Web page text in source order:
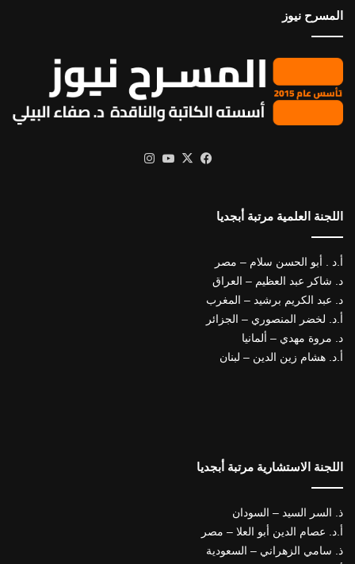
المسرح نيوز
فيسبوك
X يوتيوب
اللجنة العلمية مرتبة أبجديا
أ.د . أبو الحسن سلام – مصر
د. شاكر عبد العظيم – العراق
د. عبد الكريم برشيد – المغرب
أ.د. لخضر المنصوري – الجزائر
د. مروة مهدي – ألمانيا
أ.د. هشام زين الدين – لبنان
اللجنة الاستشارية مرتبة أبجديا
ذ. السر السيد – السودان
أ.د. عصام الدين أبو العلا – مصر
ذ. سامي الزهراني – السعودية